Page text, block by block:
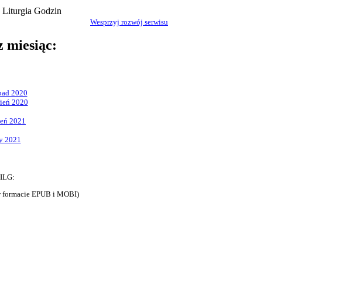
Wesprzyj rozwój serwisu
miesiąc:
2020
2020
2021
2021
formacie EPUB i MOBI)